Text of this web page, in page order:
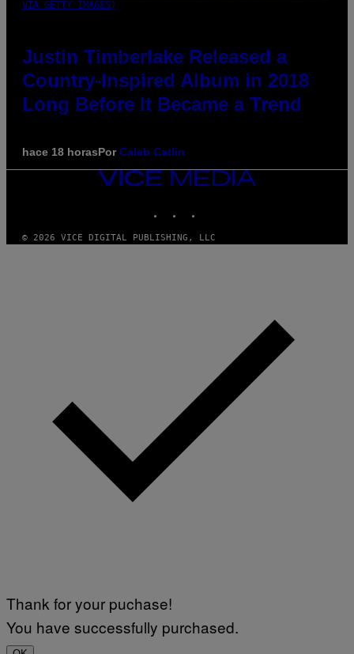
VIA GETTY IMAGES)
Justin Timberlake Released a
Country-Inspired Album in 2018
Long Before It Became a Trend
hace 18 horasPorCaleb Catlin
VICE
© 2026 VICE DIGITAL PUBLISHING, LLC
Thank for your puchase!
You have successfully purchased.